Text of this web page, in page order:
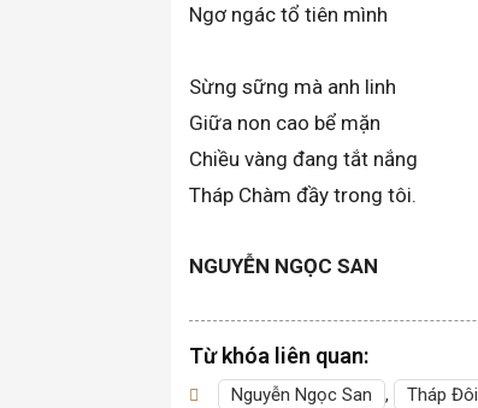
Ngơ ngác tổ tiên mình
Sừng sững mà anh linh
Giữa non cao bể mặn
Chiều vàng đang tắt nắng
Tháp Chàm đầy trong tôi.
NGUYỄN NGỌC SAN
Từ khóa liên quan:
Nguyễn Ngọc San , Tháp Đôi